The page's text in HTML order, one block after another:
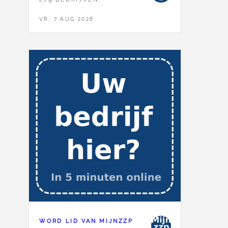
VR, 7 AUG 2026
WORD LID VAN MIJNZZP